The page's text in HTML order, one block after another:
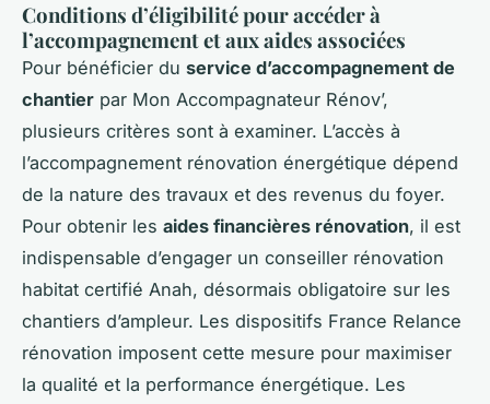
Conditions d’éligibilité pour accéder à
l’accompagnement et aux aides associées
Pour bénéficier du service d’accompagnement de
chantier par Mon Accompagnateur Rénov’,
plusieurs critères sont à examiner. L’accès à
l’accompagnement rénovation énergétique dépend
de la nature des travaux et des revenus du foyer.
Pour obtenir les aides financières rénovation, il est
indispensable d’engager un conseiller rénovation
habitat certifié Anah, désormais obligatoire sur les
chantiers d’ampleur. Les dispositifs France Relance
rénovation imposent cette mesure pour maximiser
la qualité et la performance énergétique. Les